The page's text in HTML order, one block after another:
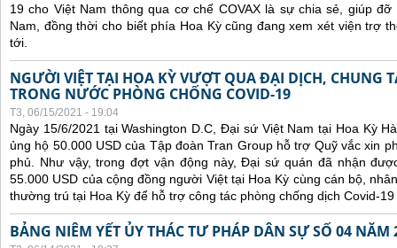
19 cho Việt Nam thông qua cơ chế COVAX là sự chia sẻ, giúp
Nam, đồng thời cho biết phía Hoa Kỳ cũng đang xem xét viện trợ
tới.
NGƯỜI VIỆT TẠI HOA KỲ VƯỢT QUA ĐẠI DỊCH, CHUNG
TRONG NƯỚC PHÒNG CHỐNG COVID-19
T3, 06/15/2021 - 19:04
Ngày 15/6/2021 tại Washington D.C, Đại sứ Việt Nam tại Hoa Kỳ
ủng hộ 50.000 USD của Tập đoàn Tran Group hỗ trợ Quỹ vắc xin
phủ. Như vậy, trong đợt vận động này, Đại sứ quán đã nhận
55.000 USD của cộng đồng người Việt tại Hoa Kỳ cùng cán bộ,
thường trú tại Hoa Kỳ để hỗ trợ công tác phòng chống dịch Covid-
BẢNG NIÊM YẾT ỦY THÁC TƯ PHÁP DÂN SỰ SỐ 04 NĂM